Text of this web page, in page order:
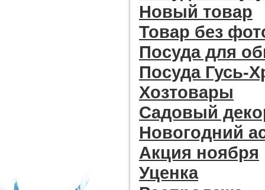
Новый товар
Товар без
Посуда для
Посуда Гусь-
Хозтовары
Садовый
Новогодний
Акция ноября
Уценка